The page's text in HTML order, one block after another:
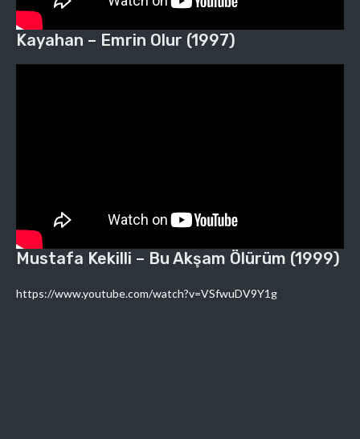
Kayahan – Emrin Olur (1997)
Mustafa Kekilli – Bu Akşam Ölürüm (1999)
https://www.youtube.com/watch?v=VSfwuDV9Y1g